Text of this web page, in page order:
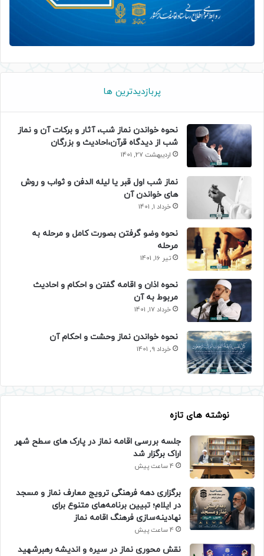
پربازدیدترین ها
نحوه خواندن نماز شب، آثار و برکات آن و نماز
شب از دیدگاه قرآن،احادیث و بزرگان
اردیبهشت 27, 1401
نماز شب اول قبر یا لیله الدفن و ثواب و روش
های خواندن آن
خرداد 1, 1401
نحوه وضو گرفتن بصورت کامل و مرحله به
مرحله
تیر 16, 1401
نحوه اذان و اقامه گفتن و احکام و احادیث
مربوط به آن
خرداد 17, 1401
نحوه خواندن نماز وحشت و احکام آن
خرداد 9, 1401
نوشته های تازه
جلسه بررسی اقامه نماز در پارک های سطح شهر
اراک برگزار شد
4 ساعت پیش
برگزاری دهه فرهنگی ترویج معارف نماز و مسجد
در ایلام؛ تبیین برنامه‌های متنوع برای
نهادینه‌سازی فرهنگ اقامه نماز
4 ساعت پیش
نقش محوری نماز در سیره و اندیشه رهبرشهید